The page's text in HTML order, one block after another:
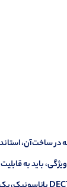
باید به